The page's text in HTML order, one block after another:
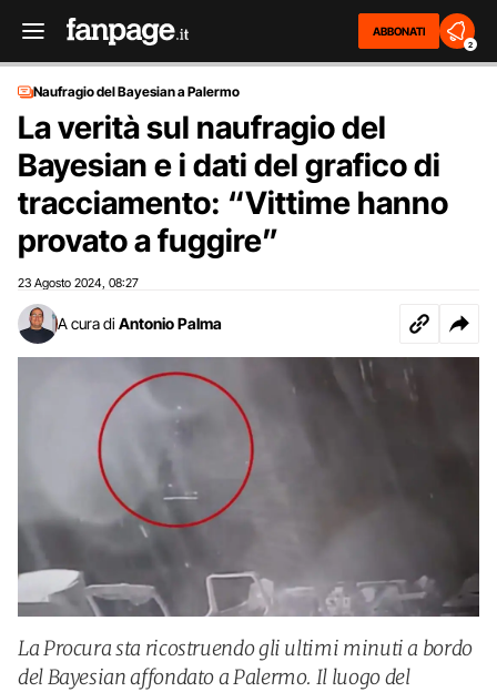
ABBONATI
2
Naufragio del Bayesian a Palermo
La verità sul naufragio del
Bayesian e i dati del grafico di
tracciamento: “Vittime hanno
provato a fuggire”
23 Agosto 2024 08:27
A cura di Antonio Palma
La Procura sta ricostruendo gli ultimi minuti a bordo
del Bayesian affondato a Palermo. Il luogo del